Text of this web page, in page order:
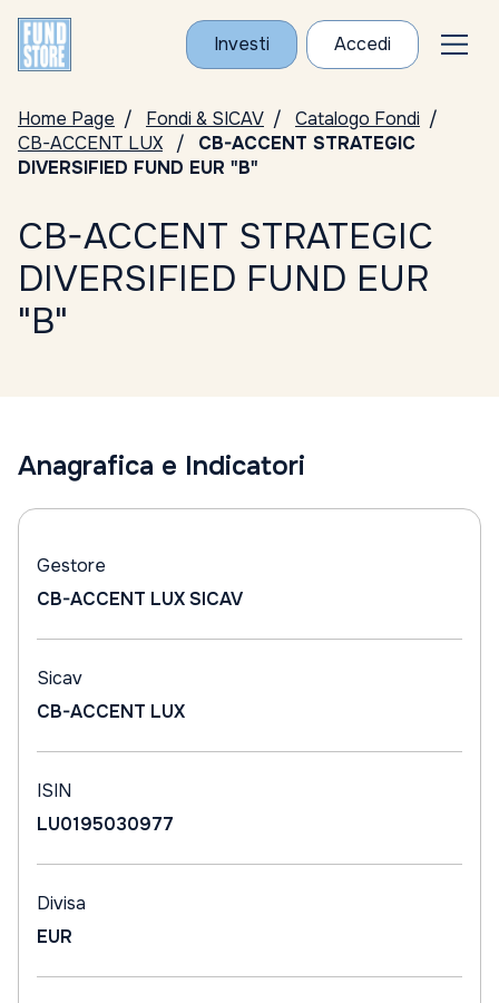
Investi Accedi
Home Page Fondi & SICAV
Catalogo Fondi
CB-ACCENT LUX
CB-ACCENT STRATEGIC
DIVERSIFIED FUND EUR "B"
CB-ACCENT STRATEGIC
DIVERSIFIED FUND EUR
"B"
Anagrafica e Indicatori
Gestore
CB-ACCENT LUX SICAV
Sicav
CB-ACCENT LUX
ISIN
LU0195030977
Divisa
EUR